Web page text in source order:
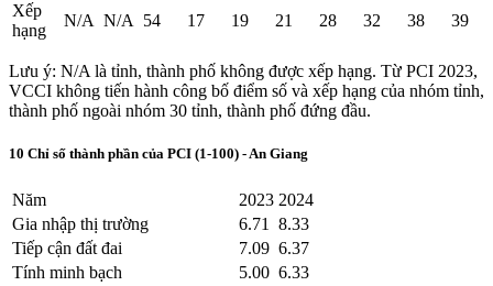
Xếp
hạng
N/A N/A 54 17 19 21 28 32 38 39
Lưu ý: N/A là tỉnh, thành phố không được xếp hạng. Từ PCI 2023,
VCCI không tiến hành công bố điểm số và xếp hạng của nhóm tỉnh,
thành phố ngoài nhóm 30 tỉnh, thành phố đứng đầu.
10 Chỉ số thành phần của PCI (1-100) - An Giang
Năm 2023 2024
Gia nhập thị trường
6.71 8.33
Tiếp cận đất đai
7.09 6.37
Tính minh bạch
5.00 6.33